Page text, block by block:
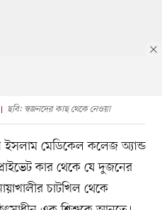
ছবি: স্বজনদের কাছ থেকে নেওয়া
ইসলাম মেডিকেল কলেজ অ্যান্ড
কার থেকে যে দুজনের
চাটখিল থেকে